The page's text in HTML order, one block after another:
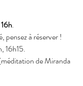
16h.
pensez à réserver !
16h15.
de Miranda